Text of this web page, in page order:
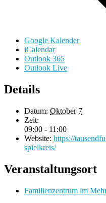
Google Kalender
iCalendar
Outlook 365
Outlook Live
Details
Datum: Oktober 7
Zeit:
09:00 - 11:00
Website: https://
spielkreis/
Veranstaltungsort
Familienzentrum im